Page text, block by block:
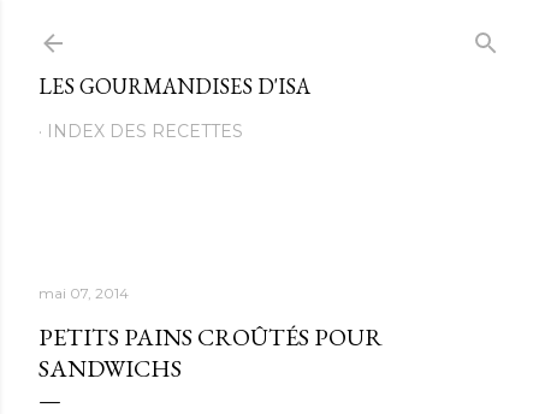
LES GOURMANDISES D'ISA
INDEX DES RECETTES
mai 07, 2014
PETITS PAINS CROÛTÉS POUR
SANDWICHS